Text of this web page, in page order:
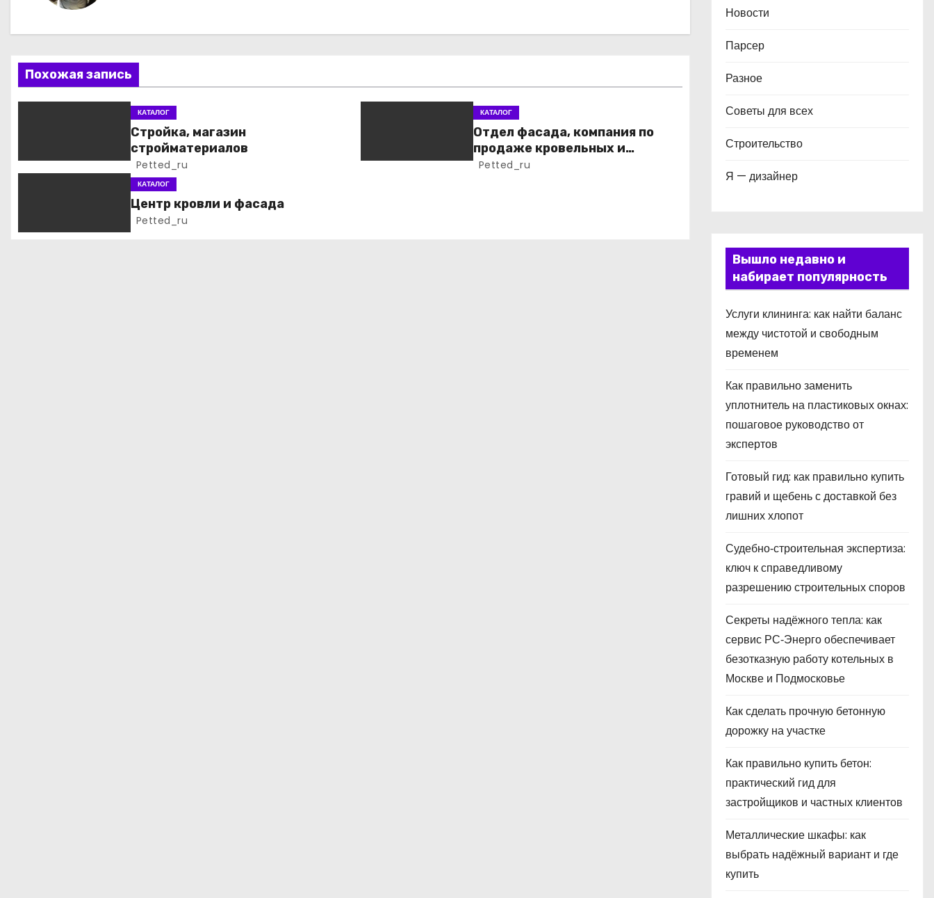
ц
и
о
а
Похожая запись
КАТАЛОГ
Стройка, магазин
стройматериалов
Petted_ru
КАТАЛОГ
Отдел фасада, компания по
продаже кровельных и
фасадных материалов
Petted_ru
КАТАЛОГ
Центр кровли и фасада
Petted_ru
Новости
Парсер
Разное
Советы для всех
Строительство
Я — дизайнер
Вышло недавно и
набирает популярность
Услуги клининга: как найти баланс
между чистотой и свободным
временем
Как правильно заменить
уплотнитель на пластиковых окнах:
пошаговое руководство от
экспертов
Готовый гид: как правильно купить
гравий и щебень с доставкой без
лишних хлопот
Судебно‑строительная экспертиза:
ключ к справедливому
разрешению строительных споров
Секреты надёжного тепла: как
сервис РС‑Энерго обеспечивает
безотказную работу котельных в
Москве и Подмосковье
Как сделать прочную бетонную
дорожку на участке
Как правильно купить бетон:
практический гид для
застройщиков и частных клиентов
Металлические шкафы: как
выбрать надёжный вариант и где
купить